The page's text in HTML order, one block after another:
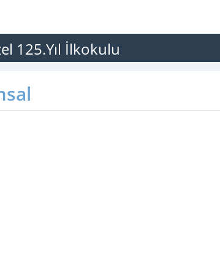
125.Yıl İlkokulu